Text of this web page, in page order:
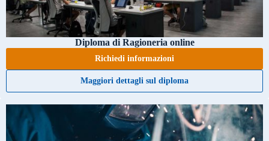
Diploma di Ragioneria online
Richiedi informazioni
Maggiori dettagli sul diploma